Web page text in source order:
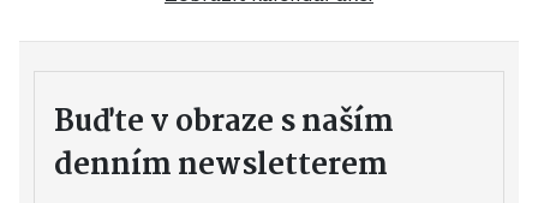
Buďte v obraze s naším
denním newsletterem